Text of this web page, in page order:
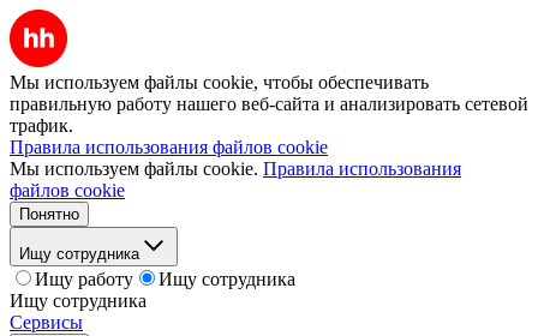
Мы используем файлы cookie, чтобы обеспечивать
правильную работу нашего веб-сайта и анализировать сетевой
трафик.
Правила использования файлов cookie
Мы используем файлы cookie. Правила использования
файлов cookie
Понятно
Ищу сотрудника
Ищу работу
Ищу сотрудника
Ищу сотрудника
Сервисы